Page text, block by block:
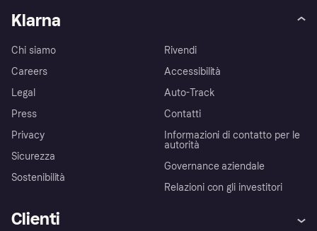
Klarna
Chi siamo
Careers
Legal
Press
Privacy
Sicurezza
Sostenibilità
Rivendi
Accessibilità
Auto-Track
Contatti
Informazioni di contatto per le
autorità
Governance aziendale
Relazioni con gli investitori
Clienti